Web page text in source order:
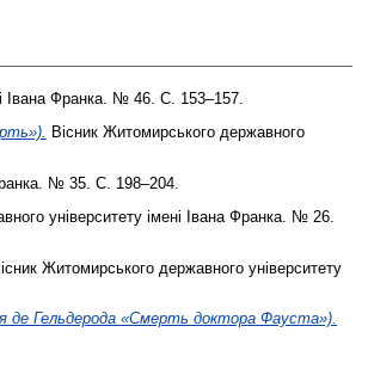
Івана Франка. № 46. С. 153–157.
Вісник Житомирського державного
№ 35. С. 198–204.
університету імені Івана Франка. № 26.
Житомирського державного університету
де Гельдерода «Смерть доктора Фауста»).